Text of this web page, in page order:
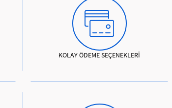
KOLAY ÖDEME SEÇENEKLERİ